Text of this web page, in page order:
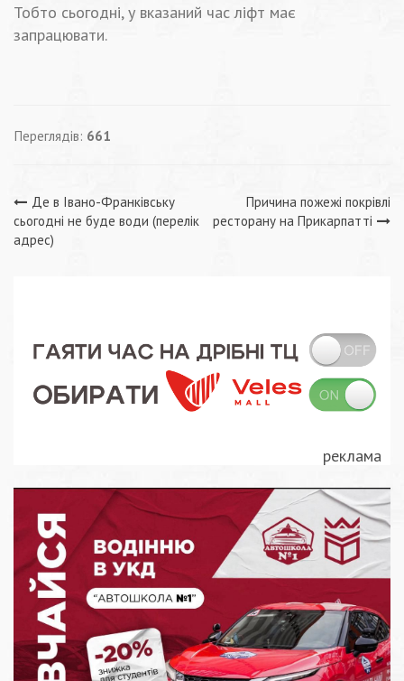
Тобто сьогодні, у вказаний час ліфт має
запрацювати.
Переглядів: 661
Навігація
записів
Де в Івано-Франківську
сьогодні не буде води (перелік
адрес)
Причина пожежі покрівлі
ресторану на Прикарпатті